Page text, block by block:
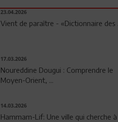
23.04.2026
Vient de paraître - «Dictionnaire des ...
17.03.2026
Noureddine Dougui : Comprendre le
Moyen-Orient, ...
14.03.2026
Hammam-Lif: Une ville qui cherche à